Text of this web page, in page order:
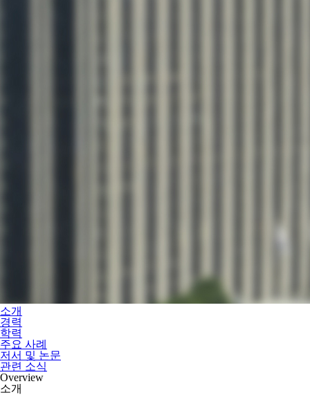
소개
경력
학력
주요 사례
저서 및 논문
관련 소식
Overview
소개